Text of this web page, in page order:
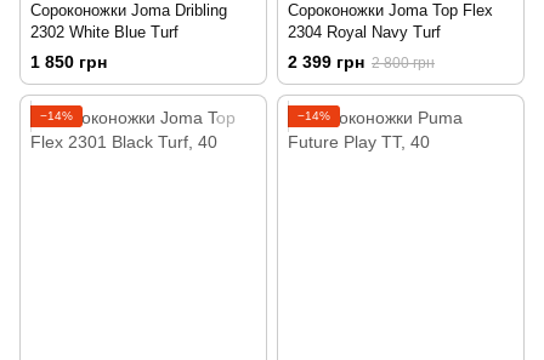
Сороконожки Joma Dribling
2302 White Blue Turf
1 850 грн
Сороконожки Joma Top Flex
2304 Royal Navy Turf
2 399 грн 2 800 грн
−14% −14%